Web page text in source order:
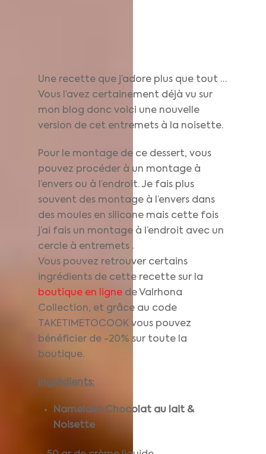
Une recette que j’adore plus que tout …
Vous l’avez certainement déjà vu sur
mon blog donc voici une nouvelle
version de cet entremets à la noisette.
Pour le montage de ce dessert, vous
pouvez procéder à un montage à
l’envers ou à l’endroit. Je fais plus
souvent des montage à l’envers dans
des moules en silicone mais cette fois
j’ai fais un montage à l’endroit avec un
cercle à entremets .
Vous pouvez retrouver certains
ingrédients de cette recette sur la
boutique en ligne de Valrhona
Collection, et grâce au code
TAKETIMETOCOOK vous pouvez
bénéficier de -20% sur toute la
boutique.
Ingrédients:
Namelaka Chocolat au lait &
Noisette